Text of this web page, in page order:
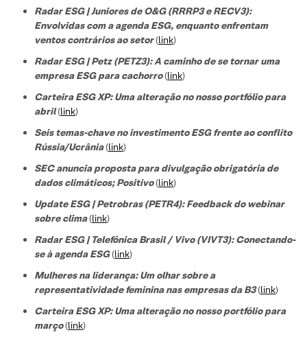
Radar ESG | Juniores de O&G (RRRP3 e RECV3):
Envolvidas com a agenda ESG, enquanto enfrentam
ventos contrários ao setor(link)
Radar ESG | Petz (PETZ3): A caminho de se tornar uma
empresa ESG para cachorro(link)
Carteira ESG XP: Uma alteração no nosso portfólio para
abril(link)
Seis temas-chave no investimento ESG frente ao conflito
Rússia/Ucrânia(link)
SEC anuncia proposta para divulgação obrigatória de
dados climáticos; Positivo(link)
Update ESG | Petrobras (PETR4): Feedback do webinar
sobre clima(link)
Radar ESG | Telefônica Brasil / Vivo (VIVT3): Conectando-
se à agenda ESG(link)
Mulheres na liderança: Um olhar sobre a
representatividade feminina nas empresas da B3(link)
Carteira ESG XP: Uma alteração no nosso portfólio para
março(link)